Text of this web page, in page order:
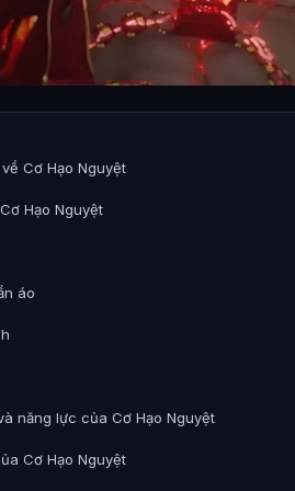
Cơ Hạo Nguyệt
Hạo Nguyệt
áo
năng lực của Cơ Hạo Nguyệt
Cơ Hạo Nguyệt